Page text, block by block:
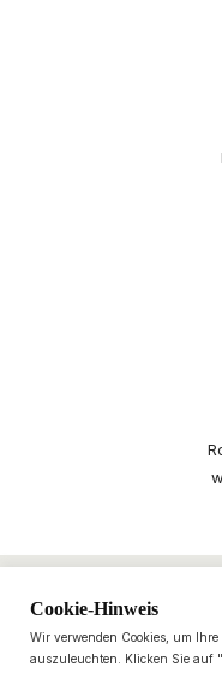
Cookie-Hinweis
Wir verwenden Cookies, um
auszuleuchten. Klicken Sie auf